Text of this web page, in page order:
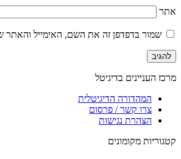
אתר
שמור בדפדפן זה את השם, האימייל והאתר
מרכז העניינים בדיגיטל
המהדורה הדיגיטלית
צרו קשר / פרסום
הצהרת נגישות
קטגוריות מקומונים